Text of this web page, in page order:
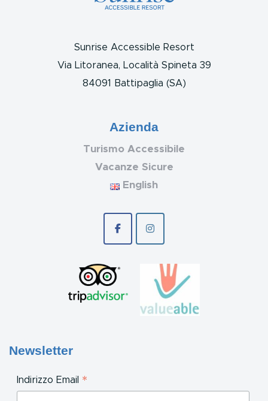
Sunrise Accessible Resort
Via Litoranea, Località Spineta 39
84091 Battipaglia (SA)
Azienda
Turismo Accessibile
Vacanze Sicure
English
Newsletter
Indirizzo Email *